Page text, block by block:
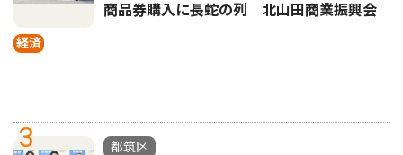
経済
商品券購入に長蛇の列 北山田商業振興会
3
都筑区